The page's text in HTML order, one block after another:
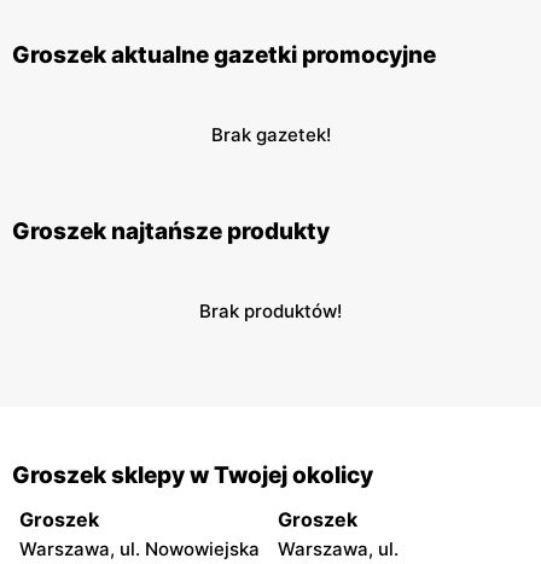
Groszek aktualne gazetki promocyjne
Brak gazetek!
Groszek najtańsze produkty
Brak produktów!
Groszek sklepy w Twojej okolicy
Groszek
Warszawa, ul. Nowowiejska
Groszek
Warszawa, ul.